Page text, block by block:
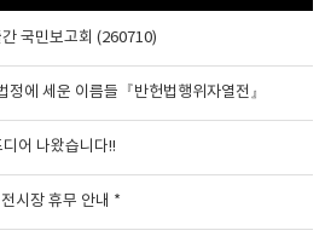
국민보고회 (260710)
정에 세운 이름들『반헌법행위자열전』
어 나왔습니다!!
시장 휴무 안내 *